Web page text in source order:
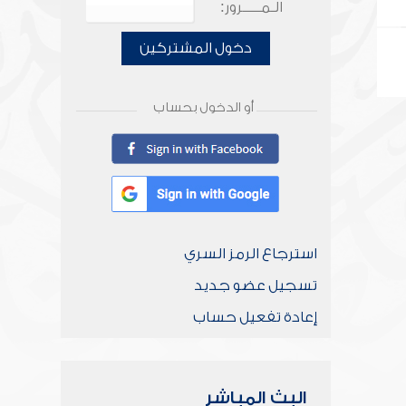
الـمـــــرور:
دخول المشتركين
أو الدخول بحساب
استرجاع الرمز السري
تسجيل عضو جديد
إعادة تفعيل حساب
البث المباشر